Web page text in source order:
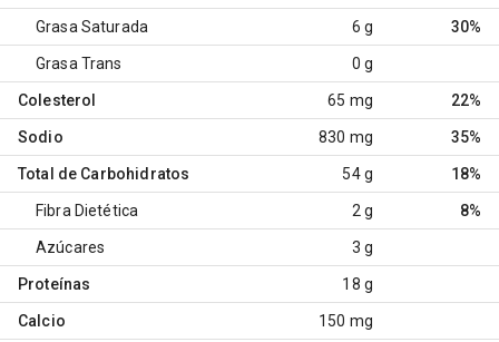
Grasa Saturada 6 g 30%
Grasa Trans 0 g
Colesterol 65 mg 22%
Sodio 830 mg 35%
Total de Carbohidratos 54 g 18%
Fibra Dietética 2 g 8%
Azúcares 3 g
Proteínas 18 g
Calcio 150 mg